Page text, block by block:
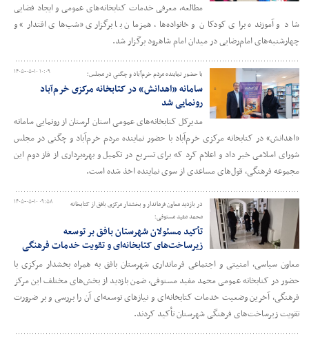
مطالعه، معرفی خدمات کتابخانه‌های عمومی و ایجاد فضایی
شاد و آموزنده برای کودکان و خانواده‌ها، همزمان با برگزاری «شب‌های اقتدار» و
چهارشنبه‌های امام‌رضایی در میدان امام شاهرود برگزار شد.
۱۴۰۵-۰۵-۱۰ ۱۰:۰۹ با حضور نماینده مردم خرم‌آباد و چگنی در مجلس؛
سامانه «اهدانش» در کتابخانه مرکزی خرم‌آباد
رونمایی شد
مدیرکل کتابخانه‌های عمومی استان لرستان از رونمایی سامانه
«اهدانش» در کتابخانه مرکزی خرم‌آباد با حضور نماینده مردم خرم‌آباد و چگنی در مجلس
شورای اسلامی خبر داد و اعلام کرد که برای تسریع در تکمیل و بهره‌برداری از فاز دوم این
مجموعه فرهنگی، قول‌های مساعدی از سوی نماینده اخذ شده است.
۱۴۰۵-۰۵-۱۰ ۰۹:۵۸
در بازدید معاون فرماندار و بخشدار مرکزی بافق از کتابخانه
محمد مفید مستوفی؛
تأکید مسئولان شهرستان بافق بر توسعه
زیرساخت‌های کتابخانه‌ای و تقویت خدمات فرهنگی
معاون سیاسی، امنیتی و اجتماعی فرمانداری شهرستان بافق به همراه بخشدار مرکزی با
حضور در کتابخانه عمومی محمد مفید مستوفی، ضمن بازدید از بخش‌های مختلف این مرکز
فرهنگی، آخرین وضعیت خدمات کتابخانه‌ای و نیازهای توسعه‌ای آن را بررسی و بر ضرورت
تقویت زیرساخت‌های فرهنگی شهرستان تأکید کردند.